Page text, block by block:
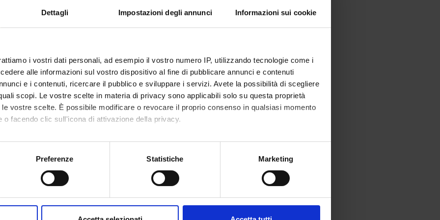
Dettagli Impostazioni degli annunci Informazioni sui cookie
i vostri dati personali, ad esempio il vostro numero IP, utilizzando tecnologie come i
alle informazioni sul vostro dispositivo al fine di pubblicare annunci e contenuti
e i contenuti, ricercare il pubblico e sviluppare i servizi. Avete la possibilità di scegliere
scopi. Le vostre scelte in materia di privacy sono applicabili solo su questa proprietà
vostre scelte. È possibile modificare o revocare il proprio consenso in qualsiasi momento
o facendo clic sull'icona di attivazione della privacy.
anche:
sulla tua posizione geografica, con un'approssimazione di qualche metro,
in qualsiasi momento dalla Dichiarazione sui cookie.
Preferenze Statistiche Marketing
FUNZIONALE DEI GENOMI
e small non-coding RNA
del trascrittoma
mediante sequenziamento di seconda generazione
mediante sequenziamento di terza generazione
(metodi basati su PCR e sequenziamento)
da evidenze sperimentali
di sintenia
in-silico
DNA nel nucleo e struttura della cromatina
epigenetici (modificazioni istoniche e metilazione del DNA)